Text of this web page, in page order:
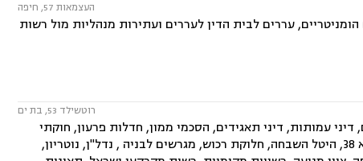
העצמאות 57, חיפה
עררים לבית הדין לעררים ועתירות מנהליות מול רשות
רוטשילד 53, בת ים
עמותות, דיני תאגידים, הסכמי ממון, חדלות פרעון, חוקתי
ומנהלי, ידועים בציבור, ירושות וצוואות, ליווי עסקי, ליטיגציה, ליקויי בנייה, תמ"א 38, היטל השבחה, חלוקת רכוש, מגרשים לבניה , נדל"ן, נוטריון,